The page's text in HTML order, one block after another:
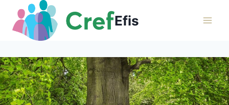
contenu
Efis